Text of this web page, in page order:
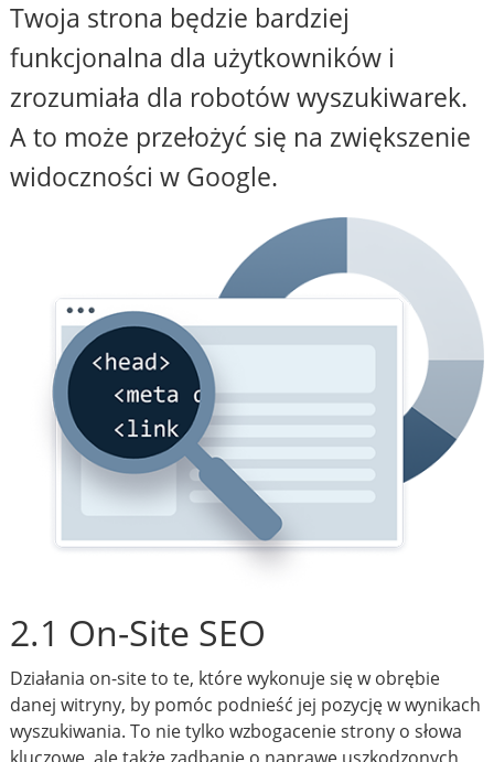
Twoja strona będzie bardziej
funkcjonalna dla użytkowników i
zrozumiała dla robotów wyszukiwarek.
A to może przełożyć się na zwiększenie
widoczności w Google.
2.1 On-Site SEO
Działania on-site to te, które wykonuje się w obrębie
danej witryny, by pomóc podnieść jej pozycję w wynikach
wyszukiwania. To nie tylko wzbogacenie strony o słowa
kluczowe, ale także zadbanie o naprawę uszkodzonych